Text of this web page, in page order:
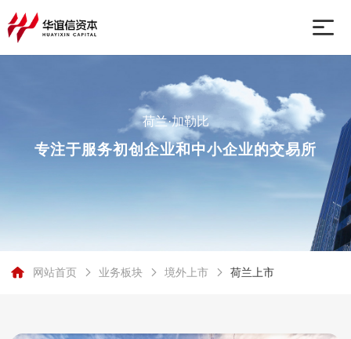
联系我们
荷兰·加勒比
专注于服务初创企业和中小企业的交易所
网站首页 业务板块 境外上市 荷兰上市